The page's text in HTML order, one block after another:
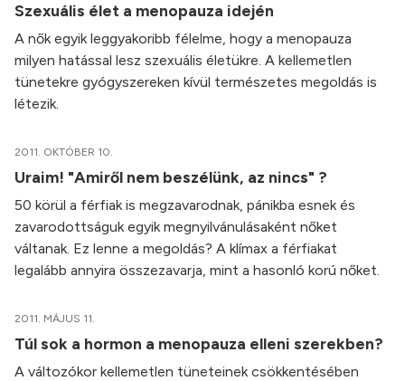
Szexuális élet a menopauza idején
A nők egyik leggyakoribb félelme, hogy a menopauza
milyen hatással lesz szexuális életükre. A kellemetlen
tünetekre gyógyszereken kívül természetes megoldás is
létezik.
2011. OKTÓBER 10.
Uraim! "Amiről nem beszélünk, az nincs" ?
50 körül a férfiak is megzavarodnak, pánikba esnek és
zavarodottságuk egyik megnyilvánulásaként nőket
váltanak. Ez lenne a megoldás? A klímax a férfiakat
legalább annyira összezavarja, mint a hasonló korú nőket.
2011. MÁJUS 11.
Túl sok a hormon a menopauza elleni szerekben?
A változókor kellemetlen tüneteinek csökkentésében